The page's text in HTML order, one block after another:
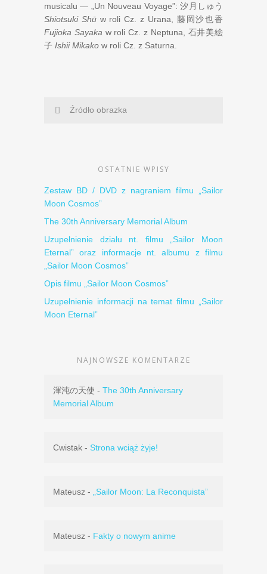
musicalu — „Un Nouveau Voyage”:汐月しゅう
Shiotsuki Shūw roli Cz. z Urana, 藤岡沙也香
Fujioka Sayaka w roli Cz. z Neptuna, 石井美絵
子 Ishii Mikako w roli Cz. z Saturna.
Źródło obrazka
OSTATNIE WPISY
Zestaw BD / DVD z nagraniem filmu „Sailor
Moon Cosmos”
The 30th Anniversary Memorial Album
Uzupełnienie działu nt. filmu „Sailor Moon
Eternal” oraz informacje nt. albumu z filmu
„Sailor Moon Cosmos”
Opis filmu „Sailor Moon Cosmos”
Uzupełnienie informacji na temat filmu „Sailor
Moon Eternal”
NAJNOWSZE KOMENTARZE
渾沌の天使 - The 30th Anniversary
Memorial Album
Cwistak - Strona wciąż żyje!
Mateusz - „Sailor Moon: La Reconquista”
Mateusz - Fakty o nowym anime